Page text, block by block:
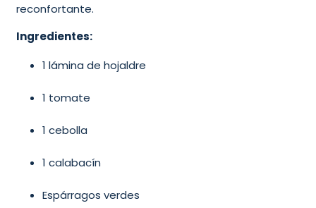
reconfortante.
Ingredientes:
1 lámina de hojaldre
1 tomate
1 cebolla
1 calabacín
Espárragos verdes